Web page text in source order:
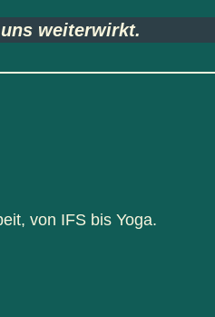
weiterwirkt.
von IFS bis Yoga.